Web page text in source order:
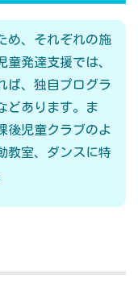
め、それぞれの施
発達支援では、
ば、独自プログラ
どあります。ま
後児童クラブのよ
教室、ダンスに特